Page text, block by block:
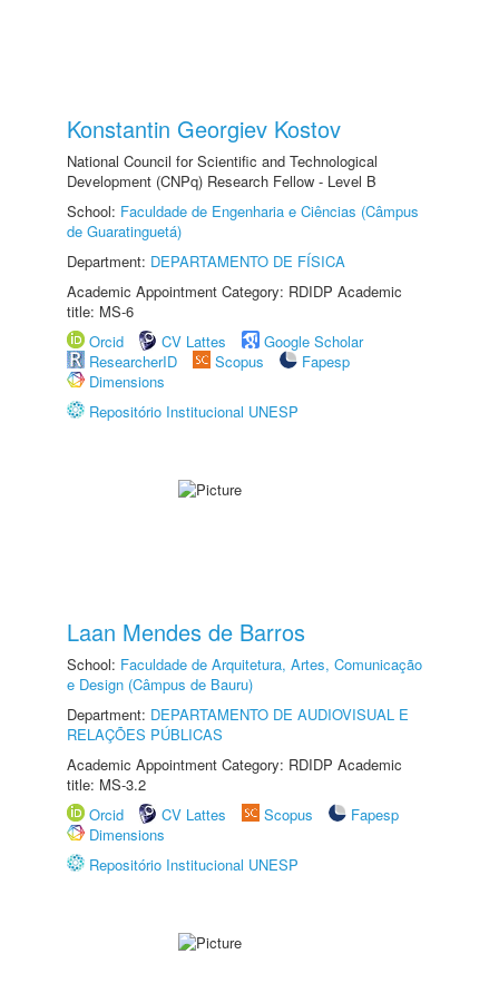
Konstantin Georgiev Kostov
National Council for Scientific and Technological
Development (CNPq) Research Fellow - Level B
School: Faculdade de Engenharia e Ciências (Câmpus
de Guaratinguetá)
Department: DEPARTAMENTO DE FÍSICA
Academic Appointment Category: RDIDP Academic
title: MS-6
Orcid
CV Lattes
Google Scholar
ResearcherID
Scopus
Fapesp
Dimensions
Repositório Institucional UNESP
Laan Mendes de Barros
School: Faculdade de Arquitetura, Artes, Comunicação
e Design (Câmpus de Bauru)
Department: DEPARTAMENTO DE AUDIOVISUAL E
RELAÇÕES PÚBLICAS
Academic Appointment Category: RDIDP Academic
title: MS-3.2
Orcid
CV Lattes Scopus
Fapesp
Dimensions
Repositório Institucional UNESP